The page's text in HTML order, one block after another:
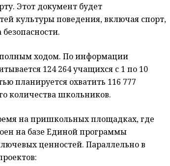
Этот документ будет
культуры поведения, включая спорт,
полным ходом. По информации
124 264 учащихся с 1 по 10
планируется охватить 116 777
количества школьников.
на пришкольных площадках, где
на базе Единой программы
ценностей. Параллельно в